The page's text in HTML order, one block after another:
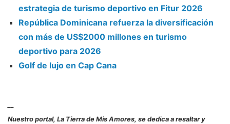
estrategia de turismo deportivo en Fitur 2026
República Dominicana refuerza la diversificación
con más de US$2000 millones en turismo
deportivo para 2026
Golf de lujo en Cap Cana
Nuestro portal, La Tierra de Mis Amores, se dedica a resaltar y